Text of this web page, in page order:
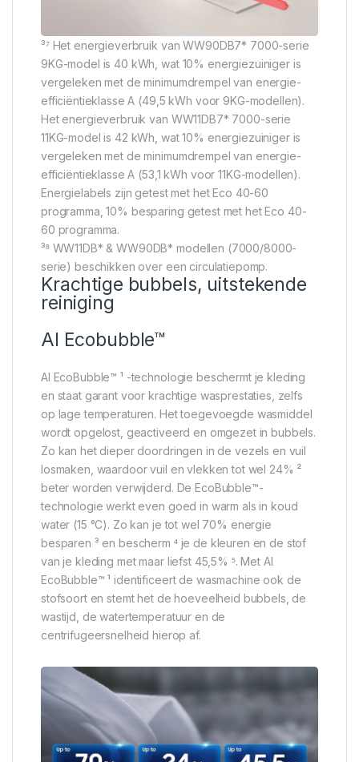
³⁷ Het energieverbruik van WW90DB7* 7000-serie
9KG-model is 40 kWh, wat 10% energiezuiniger is
vergeleken met de minimumdrempel van energie-
efficiëntieklasse A (49,5 kWh voor 9KG-modellen).
Het energieverbruik van WW11DB7* 7000-serie
11KG-model is 42 kWh, wat 10% energiezuiniger is
vergeleken met de minimumdrempel van energie-
efficiëntieklasse A (53,1 kWh voor 11KG-modellen).
Energielabels zijn getest met het Eco 40-60
programma, 10% besparing getest met het Eco 40-
60 programma.
³⁸ WW11DB* & WW90DB* modellen (7000/8000-
serie) beschikken over een circulatiepomp.
Krachtige bubbels, uitstekende
reiniging
AI Ecobubble™
AI EcoBubble™ ¹ -technologie beschermt je kleding
en staat garant voor krachtige wasprestaties, zelfs
op lage temperaturen. Het toegevoegde wasmiddel
wordt opgelost, geactiveerd en omgezet in bubbels.
Zo kan het dieper doordringen in de vezels en vuil
losmaken, waardoor vuil en vlekken tot wel 24% ²
beter worden verwijderd. De EcoBubble™-
technologie werkt even goed in warm als in koud
water (15 °C). Zo kan je tot wel 70% energie
besparen ³ en bescherm ⁴ je de kleuren en de stof
van je kleding met maar liefst 45,5% ⁵. Met AI
EcoBubble™ ¹ identificeert de wasmachine ook de
stofsoort en stemt het de hoeveelheid bubbels, de
wastijd, de watertemperatuur en de
centrifugeersnelheid hierop af.